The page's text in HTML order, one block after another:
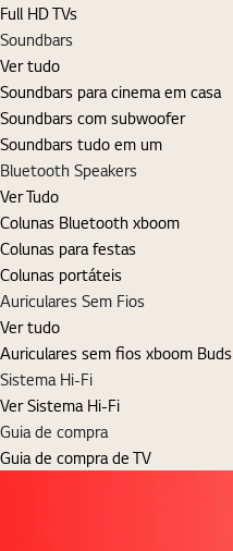
Full HD TVs
Soundbars
Ver tudo
Soundbars para cinema em casa
Soundbars com subwoofer
Soundbars tudo em um
Bluetooth Speakers
Ver Tudo
Colunas Bluetooth xboom
Colunas para festas
Colunas portáteis
Auriculares Sem Fios
Ver tudo
Auriculares sem fios xboom Buds
Sistema Hi-Fi
Ver Sistema Hi-Fi
Guia de compra
Guia de compra de TV